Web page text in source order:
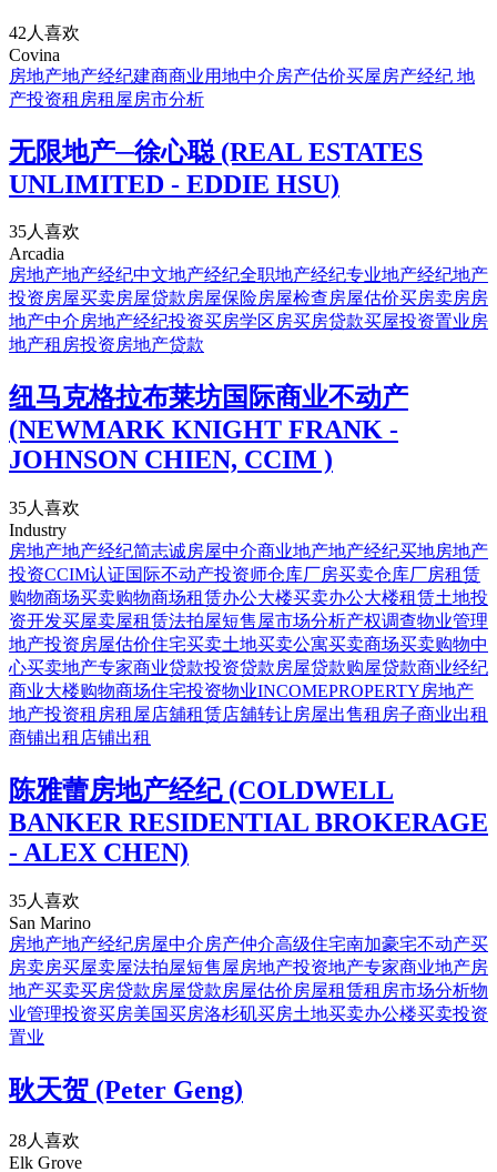
42人喜欢
Covina
房地产地产经纪建商商业用地中介房产估价买屋房产经纪 地
产投资租房租屋房市分析
无限地产─徐心聪 (REAL ESTATES
UNLIMITED - EDDIE HSU)
35人喜欢
Arcadia
房地产地产经纪中文地产经纪全职地产经纪专业地产经纪地产
投资房屋买卖房屋贷款房屋保险房屋检查房屋估价买房卖房房
地产中介房地产经纪投资买房学区房买房贷款买屋投资置业房
地产租房投资房地产贷款
纽马克格拉布莱坊国际商业不动产
(NEWMARK KNIGHT FRANK -
JOHNSON CHIEN, CCIM )
35人喜欢
Industry
房地产地产经纪简志诚房屋中介商业地产地产经纪买地房地产
投资CCIM认证国际不动产投资师仓库厂房买卖仓库厂房租赁
购物商场买卖购物商场租赁办公大楼买卖办公大楼租赁土地投
资开发买屋卖屋租赁法拍屋短售屋市场分析产权调查物业管理
地产投资房屋估价住宅买卖土地买卖公寓买卖商场买卖购物中
心买卖地产专家商业贷款投资贷款房屋贷款购屋贷款商业经纪
商业大楼购物商场住宅投资物业INCOMEPROPERTY房地产
地产投资租房租屋店舖租赁店舖转让房屋出售租房子商业出租
商铺出租 店铺出租
陈雅蕾房地产经纪 (COLDWELL
BANKER RESIDENTIAL BROKERAGE
- ALEX CHEN)
35人喜欢
San Marino
房地产地产经纪房屋中介房产仲介高级住宅南加豪宅不动产买
房卖房买屋卖屋法拍屋短售屋房地产投资地产专家商业地产房
地产买卖买房贷款房屋贷款房屋估价房屋租赁租房市场分析物
业管理投资买房美国买房洛杉矶买房土地买卖办公楼买卖投资
置业
耿天贺 (Peter Geng)
28人喜欢
Elk Grove